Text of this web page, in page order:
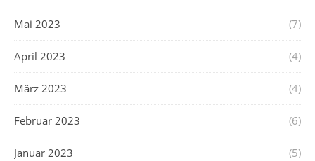
Mai 2023 (7)
April 2023 (4)
März 2023 (4)
Februar 2023 (6)
Januar 2023 (5)